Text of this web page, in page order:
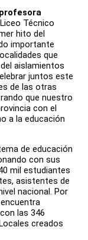
profesora
Técnico
hito del
importante
que
aislamientos
juntos este
de las otras
que nuestro
con el
a la educación
de educación
con sus
mil estudiantes
asistentes de
nacional. Por
las 346
creados